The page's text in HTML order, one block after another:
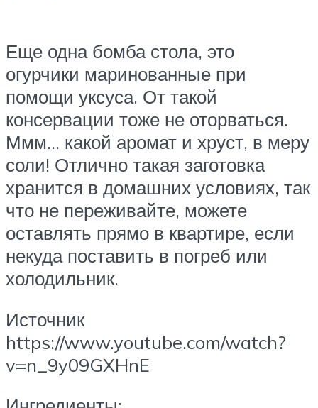
Еще одна бомба стола, это
огурчики маринованные при
помощи уксуса. От такой
консервации тоже не оторваться.
Ммм… какой аромат и хруст, в меру
соли! Отлично такая заготовка
хранится в домашних условиях, так
что не переживайте, можете
оставлять прямо в квартире, если
некуда поставить в погреб или
холодильник.
Источник
https://www.youtube.com/watch?
v=n_9y09GXHnE